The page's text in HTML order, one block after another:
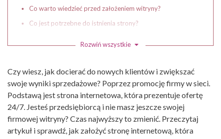
Co warto wiedzieć przed założeniem witryny?
Co jest potrzebne do istnienia strony?
Rozwiń wszystkie
Czy wiesz, jak docierać do nowych klientów i zwiększać
swoje wyniki sprzedażowe? Poprzez promocję firmy w sieci.
Podstawą jest strona internetowa, która prezentuje ofertę
24/7. Jesteś przedsiębiorcą i nie masz jeszcze swojej
firmowej witryny? Czas najwyższy to zmienić. Przeczytaj
artykuł i sprawdź, jak założyć stronę internetową, która